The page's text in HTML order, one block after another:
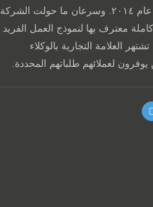
في صناعة العقارات منذ عام ٢٠١٤. وسرعان ما حولت الشركة
معترف بها لنموذج العمل الفريد
العلامة التجارية بالوكلاء
يوفرون لعملائهم طلباتهم المحددة.